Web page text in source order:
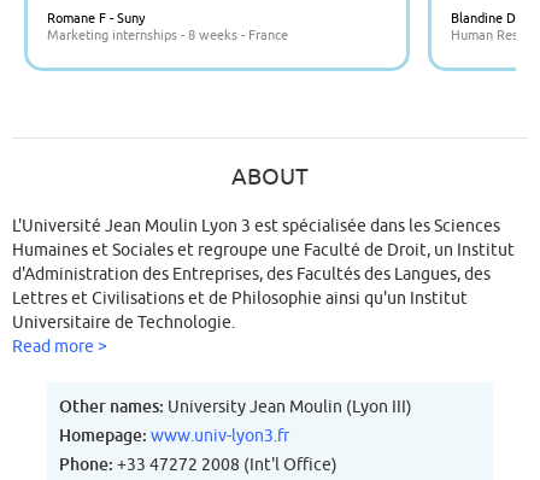
la création et la gestion d'entreprise.
Romane F - Suny
Marketing internships - 8 weeks - France
Blandine D -
Human
ABOUT
L'Université Jean Moulin Lyon 3 est spécialisée dans les Sciences
Humaines et Sociales et regroupe une Faculté de Droit, un Institut
d'Administration des Entreprises, des Facultés des Langues, des
Lettres et Civilisations et de Philosophie ainsi qu'un Institut
Universitaire de Technologie.
Read more >
Other names: University Jean Moulin (Lyon III)
Homepage: www.univ-lyon3.fr
Phone: +33 47272 2008 (Int'l Office)